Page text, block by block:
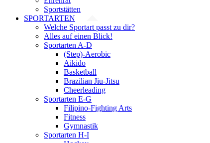
Sportstätten
SPORTARTEN
Welche Sportart passt zu dir?
Alles auf einen Blick!
Sportarten A-D
(Step)-Aerobic
Aikido
Basketball
Brazilian Jiu-Jitsu
Cheerleading
Sportarten E-G
Filipino-Fighting Arts
Fitness
Gymnastik
Sportarten H-I